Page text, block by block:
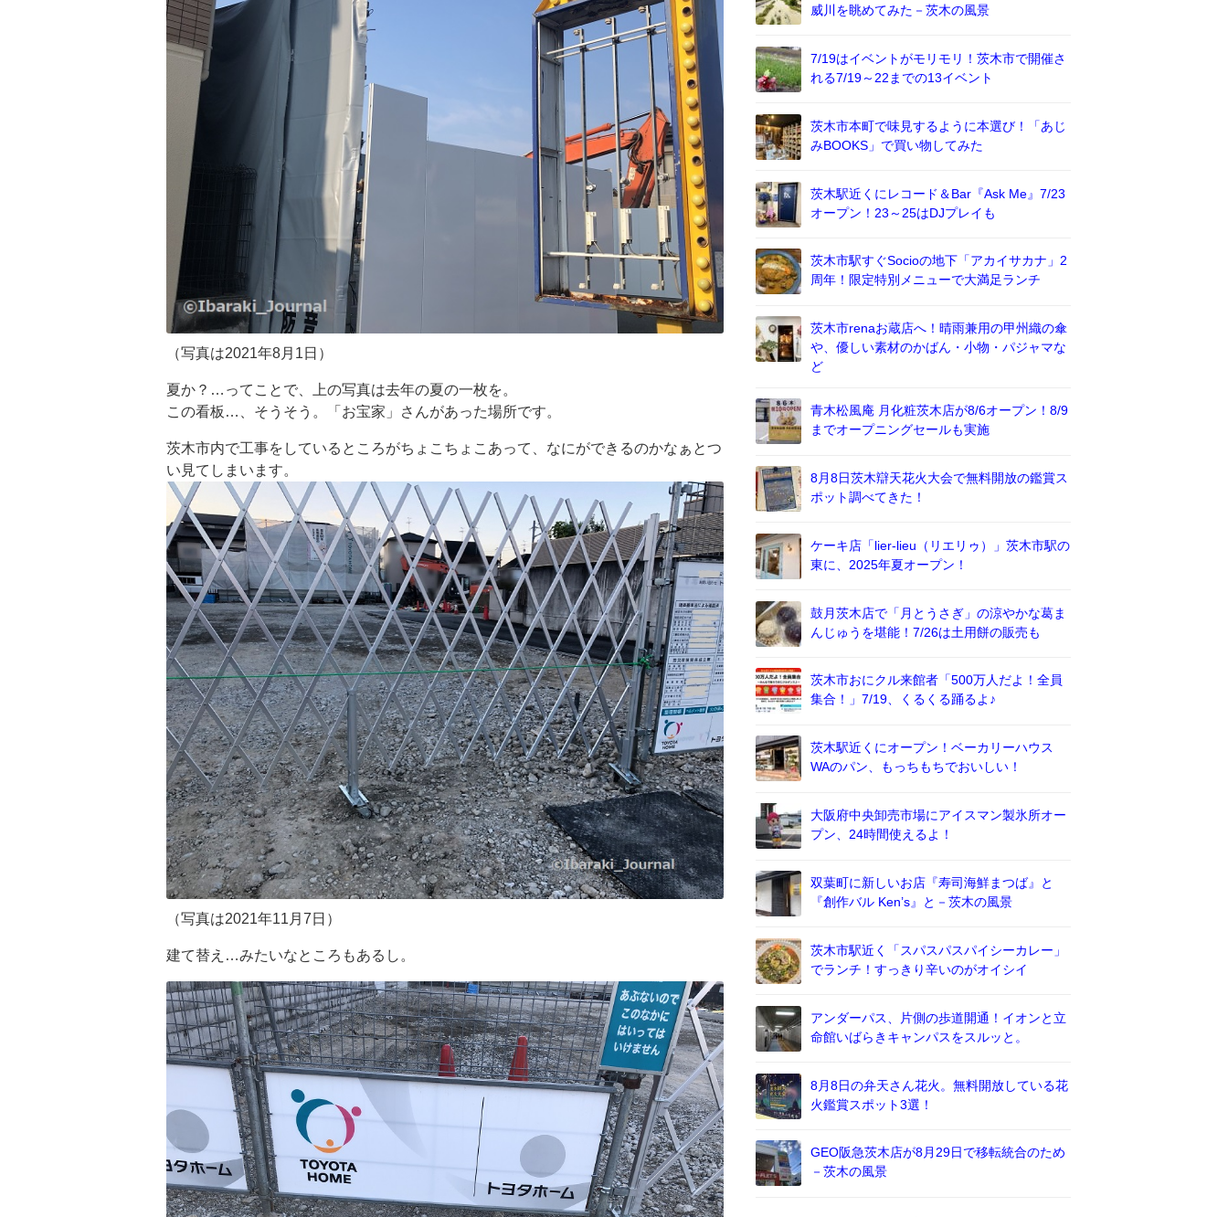
（写真は2021年8月1日）
夏か？…ってことで、上の写真は去年の夏の一枚を。
この看板…、そうそう。「お宝家」さんがあった場所です。
茨木市内で工事をしているところがちょこちょこあって、なにができるのかなぁとつ
い見てしまいます。
（写真は2021年11月7日）
建て替え…みたいなところもあるし。
威川を眺めてみた－茨木の風景
7/19はイベントがモリモリ！茨木市で開催さ
れる7/19～22までの13イベント
茨木市本町で味見するように本選び！「あじ
みBOOKS」で買い物してみた
茨木駅近くにレコード＆Bar『Ask Me』7/23
オープン！23～25はDJプレイも
茨木市駅すぐSocioの地下「アカイサカナ」2
周年！限定特別メニューで大満足ランチ
茨木市renaお蔵店へ！晴雨兼用の甲州織の傘
や、優しい素材のかばん・小物・パジャマな
ど
青木松風庵 月化粧茨木店が8/6オープン！8/9
までオープニングセールも実施
8月8日茨木辯天花火大会で無料開放の鑑賞ス
ポット調べてきた！
ケーキ店「lier-lieu（リエリゥ）」茨木市駅の
東に、2025年夏オープン！
鼓月茨木店で「月とうさぎ」の涼やかな葛ま
んじゅうを堪能！7/26は土用餅の販売も
茨木市おにクル来館者「500万人だよ！全員
集合！」7/19、くるくる踊るよ♪
茨木駅近くにオープン！ベーカリーハウス
WAのパン、もっちもちでおいしい！
大阪府中央卸売市場にアイスマン製氷所オー
プン、24時間使えるよ！
双葉町に新しいお店『寿司海鮮まつば』と
『創作バル Ken’s』と－茨木の風景
茨木市駅近く「スパスパスパイシーカレー」
でランチ！すっきり辛いのがオイシイ
アンダーパス、片側の歩道開通！イオンと立
命館いばらきキャンパスをスルッと。
8月8日の弁天さん花火。無料開放している花
火鑑賞スポット3選！
GEO阪急茨木店が8月29日で移転統合のため
－茨木の風景